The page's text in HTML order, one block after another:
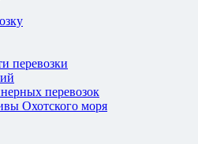
перевозки
перевозок
Охотского моря